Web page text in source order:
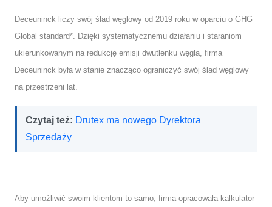
Deceuninck liczy swój ślad węglowy od 2019 roku w oparciu o GHG
Global standard*. Dzięki systematycznemu działaniu i staraniom
ukierunkowanym na redukcję emisji dwutlenku węgla, firma
Deceuninck była w stanie znacząco ograniczyć swój ślad węglowy
na przestrzeni lat.
Czytaj też: Drutex ma nowego Dyrektora
Sprzedaży
Aby umożliwić swoim klientom to samo, firma opracowała kalkulator